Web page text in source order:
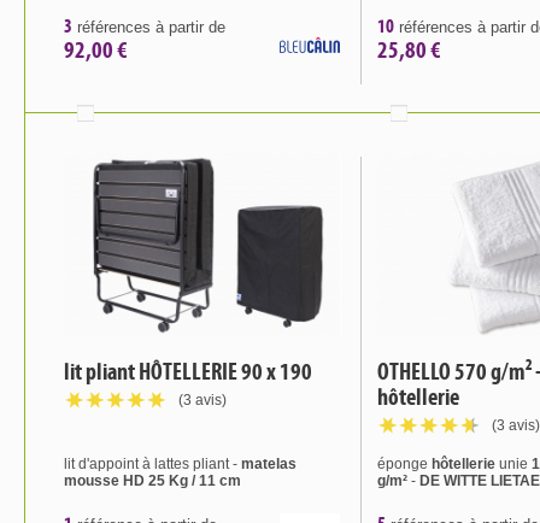
3 références à partir de
92,00 €
10 références à partir
25,80 €
lit pliant HÔTELLERIE 90 x 190
(3 avis)
lit d'appoint à lattes pliant - matelas
mousse HD 25 Kg / 11 cm
OTHELLO 570 g/
hôtellerie
(3 avis)
éponge hôtellerie unie
g/m² - DE WITTE